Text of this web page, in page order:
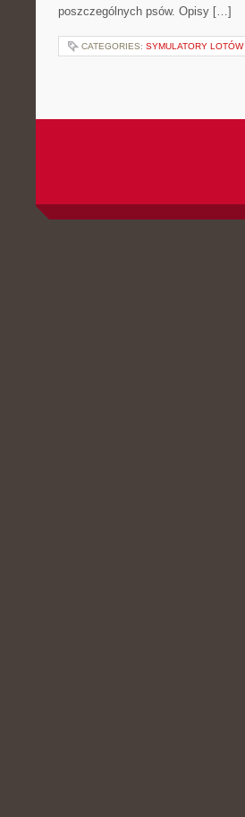
poszczególnych psów. Opisy […]
CATEGORIES: SYMULATORY